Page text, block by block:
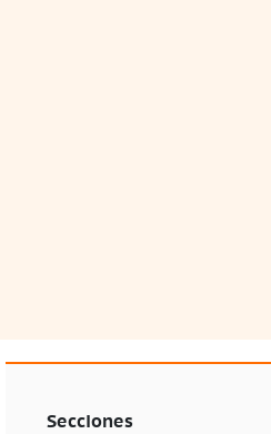
Secciones